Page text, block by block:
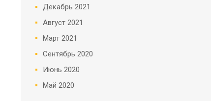
Декабрь 2021
Август 2021
Март 2021
Сентябрь 2020
Июнь 2020
Май 2020